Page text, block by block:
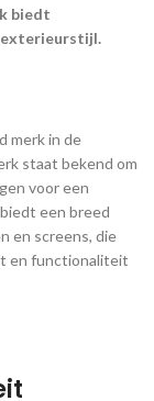
biedt
exterieurstijl.
merk in de
staat bekend om
voor een
een breed
en screens, die
en functionaliteit